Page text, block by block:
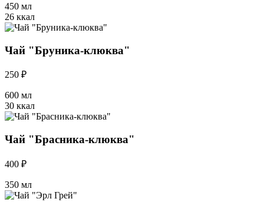
450 мл
26 ккал
Чай "Бруника-клюква"
250 ₽
600 мл
30 ккал
Чай "Брасника-клюква"
400 ₽
350 мл